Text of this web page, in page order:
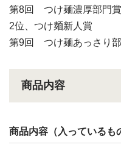
第8回 つけ麺濃厚部門
2位、つけ麺新人賞
第9回 つけ麺あっさり
商品内容
商品内容（入っているも